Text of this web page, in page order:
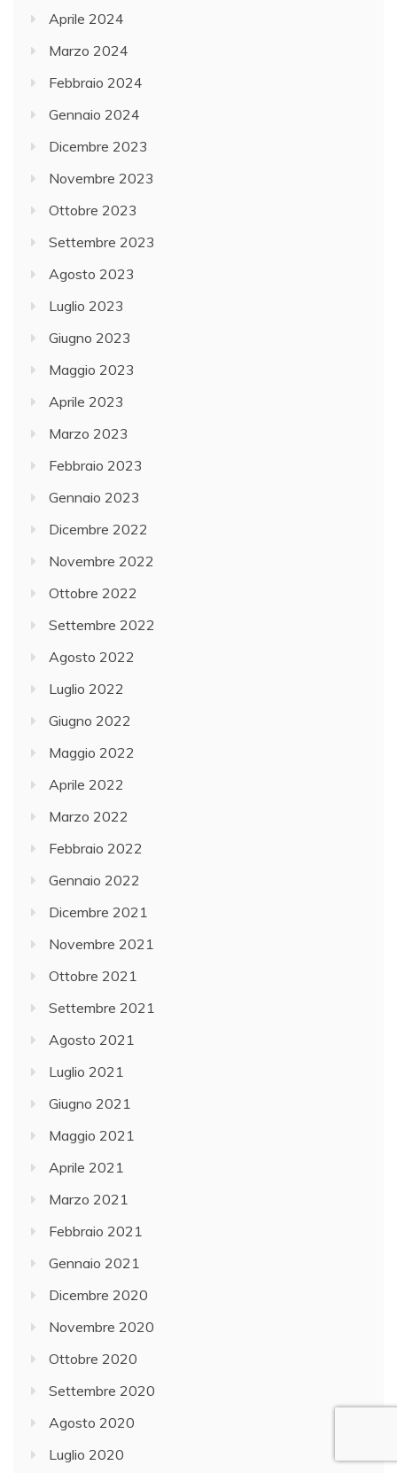
Aprile 2024
Marzo 2024
Febbraio 2024
Gennaio 2024
Dicembre 2023
Novembre 2023
Ottobre 2023
Settembre 2023
Agosto 2023
Luglio 2023
Giugno 2023
Maggio 2023
Aprile 2023
Marzo 2023
Febbraio 2023
Gennaio 2023
Dicembre 2022
Novembre 2022
Ottobre 2022
Settembre 2022
Agosto 2022
Luglio 2022
Giugno 2022
Maggio 2022
Aprile 2022
Marzo 2022
Febbraio 2022
Gennaio 2022
Dicembre 2021
Novembre 2021
Ottobre 2021
Settembre 2021
Agosto 2021
Luglio 2021
Giugno 2021
Maggio 2021
Aprile 2021
Marzo 2021
Febbraio 2021
Gennaio 2021
Dicembre 2020
Novembre 2020
Ottobre 2020
Settembre 2020
Agosto 2020
Luglio 2020